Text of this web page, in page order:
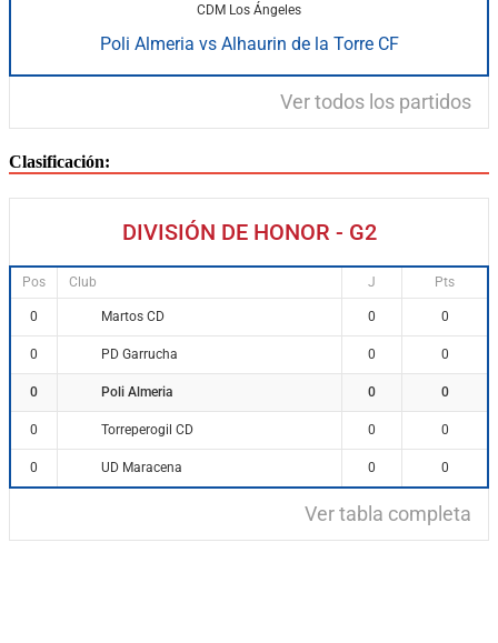
CDM Los Ángeles
Poli Almeria vs Alhaurin de la Torre CF
Ver todos los partidos
Clasificación:
DIVISIÓN DE HONOR - G2
Pos Club J Pts
0 Martos CD 0 0
0 PD Garrucha 0 0
0 Poli Almeria 0 0
0 Torreperogil CD 0 0
0 UD Maracena 0 0
Ver tabla completa